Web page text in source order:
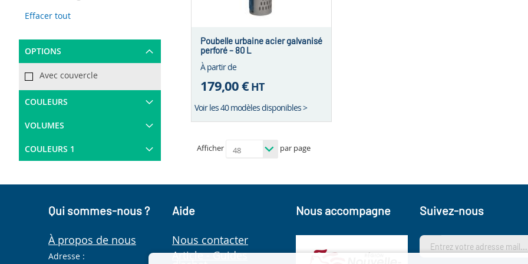
Poubelle urbaine acier galvanisé
perforé – 80 L
À partir de
179,00 €HT
Voir les 40 modèles disponibles >
Afficher par page
Item
Effacer tout
OPTIONS
Avec couvercle
COULEURS
VOLUMES
COULEURS 1
Qui sommes-nous ?
À propos de nous
Adresse :
Aide
Nous contacter
Article - Guides
Nous accompagne Suivez-nous